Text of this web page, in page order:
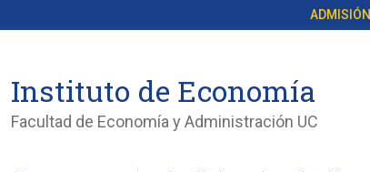
ADMISIÓN
Instituto de Economía
Facultad de Economía y Administración UC